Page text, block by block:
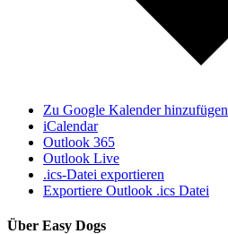
Zu Google Kalender hinzufügen
iCalendar
Outlook 365
Outlook Live
.ics-Datei exportieren
Exportiere Outlook .ics Datei
Über Easy Dogs